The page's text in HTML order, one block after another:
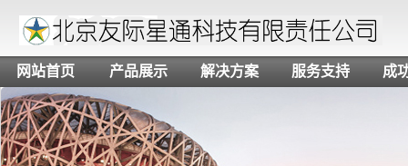
网站首页 产品展示 解决方案 服务支持 成